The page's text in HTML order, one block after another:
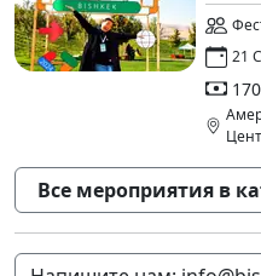
21
Все мероприятия в